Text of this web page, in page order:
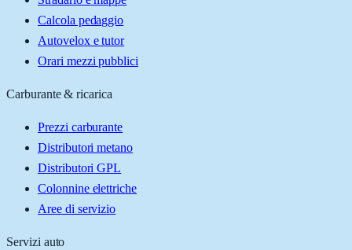
Calcola pedaggio
Autovelox e tutor
Orari mezzi pubblici
Carburante & ricarica
Prezzi carburante
Distributori metano
Distributori GPL
Colonnine elettriche
Aree di servizio
Servizi auto